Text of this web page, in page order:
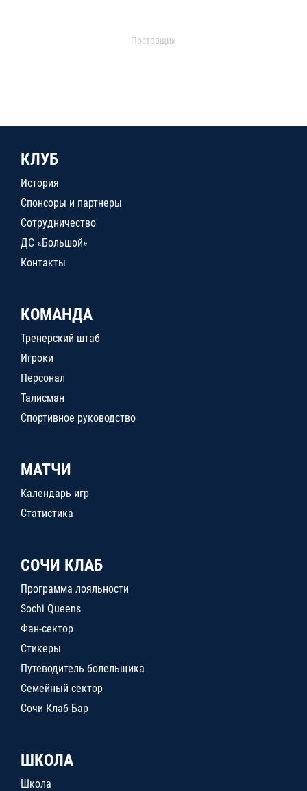
Поставщик
КЛУБ
История
Спонсоры и партнеры
Сотрудничество
ДС «Большой»
Контакты
КОМАНДА
Тренерский штаб
Игроки
Персонал
Талисман
Спортивное руководство
МАТЧИ
Календарь игр
Статистика
СОЧИ КЛАБ
Программа лояльности
Sochi Queens
Фан-сектор
Стикеры
Путеводитель болельщика
Семейный сектор
Сочи Клаб Бар
ШКОЛА
Школа